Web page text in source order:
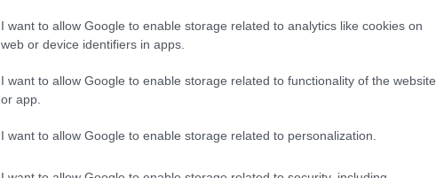
I want to allow Google to enable storage related to analytics like cookies on
web or device identifiers in apps.
I want to allow Google to enable storage related to functionality of the website
or app.
I want to allow Google to enable storage related to personalization.